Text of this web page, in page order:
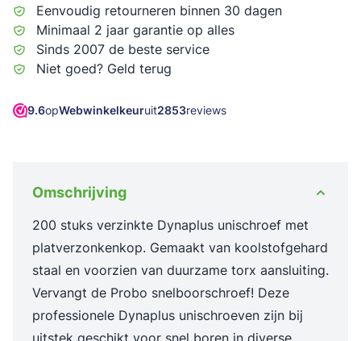
Eenvoudig retourneren binnen 30 dagen
Minimaal 2 jaar garantie op alles
Sinds 2007 de beste service
Niet goed? Geld terug
9.6opWebwinkelkeuruit2853reviews
Omschrijving
200 stuks verzinkte Dynaplus unischroef met
platverzonkenkop. Gemaakt van koolstofgehard
staal en voorzien van duurzame torx aansluiting.
Vervangt de Probo snelboorschroef! Deze
professionele Dynaplus unischroeven zijn bij
uitstek geschikt voor snel boren in diverse